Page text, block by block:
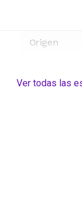
Origen
Ver todas las